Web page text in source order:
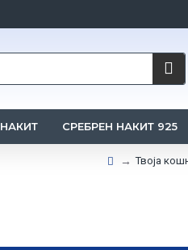
НАКИТ СРЕБРЕН НАКИТ 925
Твоја